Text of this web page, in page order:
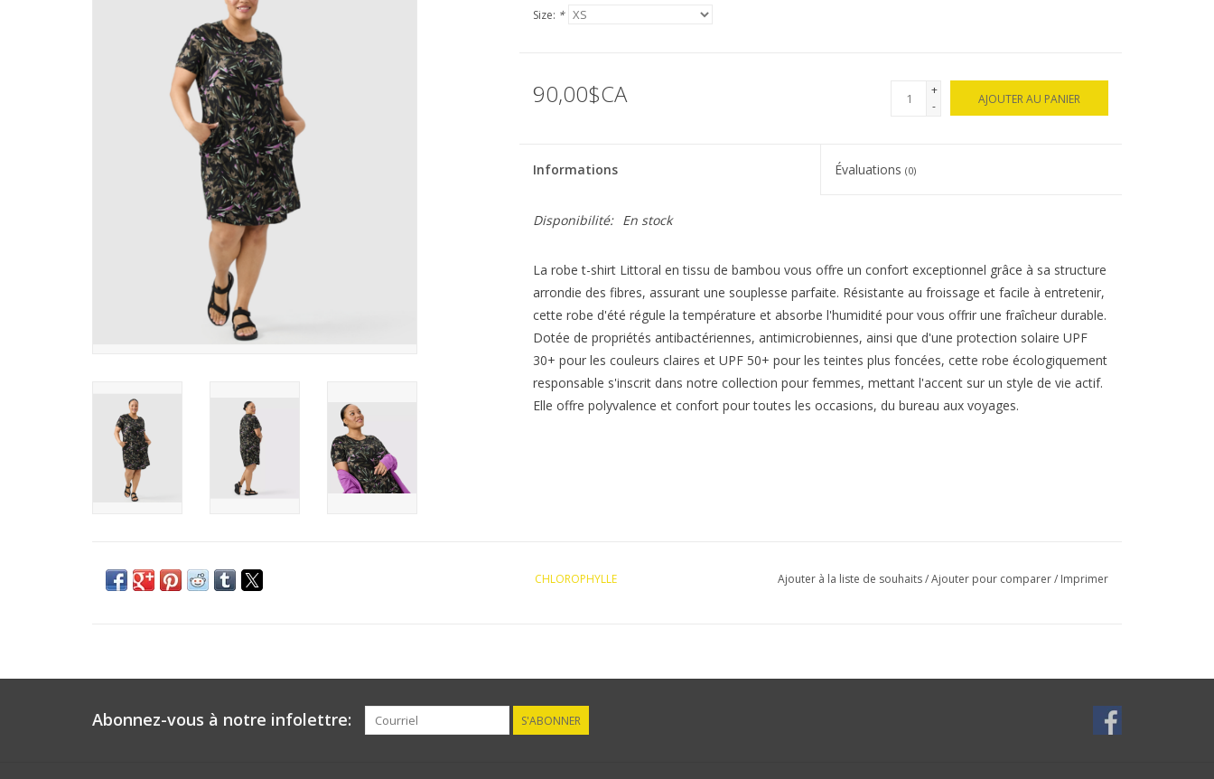
Size: *
90,00$CA
+
-
AJOUTER AU PANIER
Informations Évaluations(0)
Disponibilité: En stock
La robe t-shirt Littoral en tissu de bambou vous offre un confort exceptionnel grâce à sa structure
arrondie des fibres, assurant une souplesse parfaite. Résistante au froissage et facile à entretenir,
cette robe d'été régule la température et absorbe l'humidité pour vous offrir une fraîcheur durable.
Dotée de propriétés antibactériennes, antimicrobiennes, ainsi que d'une protection solaire UPF
30+ pour les couleurs claires et UPF 50+ pour les teintes plus foncées, cette robe écologiquement
responsable s'inscrit dans notre collection pour femmes, mettant l'accent sur un style de vie actif.
Elle offre polyvalence et confort pour toutes les occasions, du bureau aux voyages.
CHLOROPHYLLE Ajouter à la liste de souhaits/Ajouter pour comparer/ Imprimer
Abonnez-vous à notre infolettre: S'ABONNER